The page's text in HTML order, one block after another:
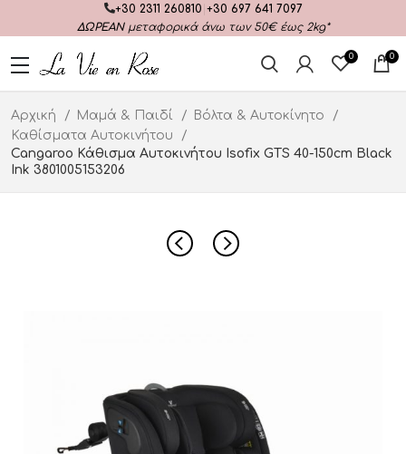
+30 2311 260810 +30 697 641 7097
ΔΩΡΕΑΝμεταφορικά άνω των 50€ έως 2kg*
0 0
Αρχική Μαμά & Παιδί
Βόλτα & Αυτοκίνητο
Καθίσματα Αυτοκινήτου
Cangaroo Κάθισμα Αυτοκινήτου Isofix GTS 40-150cm Black
Ink 3801005153206